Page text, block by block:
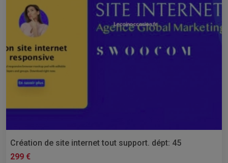
Création de site internet tout support. dépt: 45
299 €